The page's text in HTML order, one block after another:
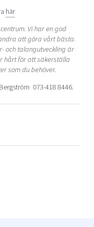
här
Vi har en god
att göra vårt bästa.
och talangutveckling är
hårt för att säkerställa
som du behöver.
073-418 8446.